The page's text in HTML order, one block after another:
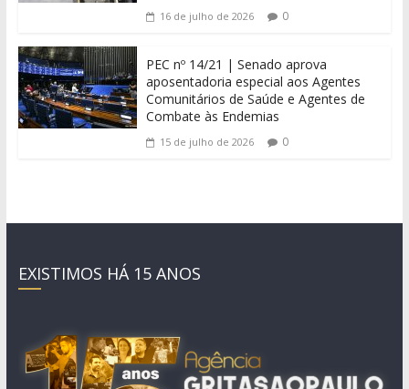
16 de julho de 2026 0
PEC nº 14/21 | Senado aprova
aposentadoria especial aos Agentes
Comunitários de Saúde e Agentes de
Combate às Endemias
15 de julho de 2026 0
EXISTIMOS HÁ 15 ANOS